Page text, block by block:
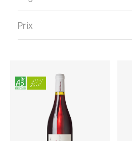
Prix